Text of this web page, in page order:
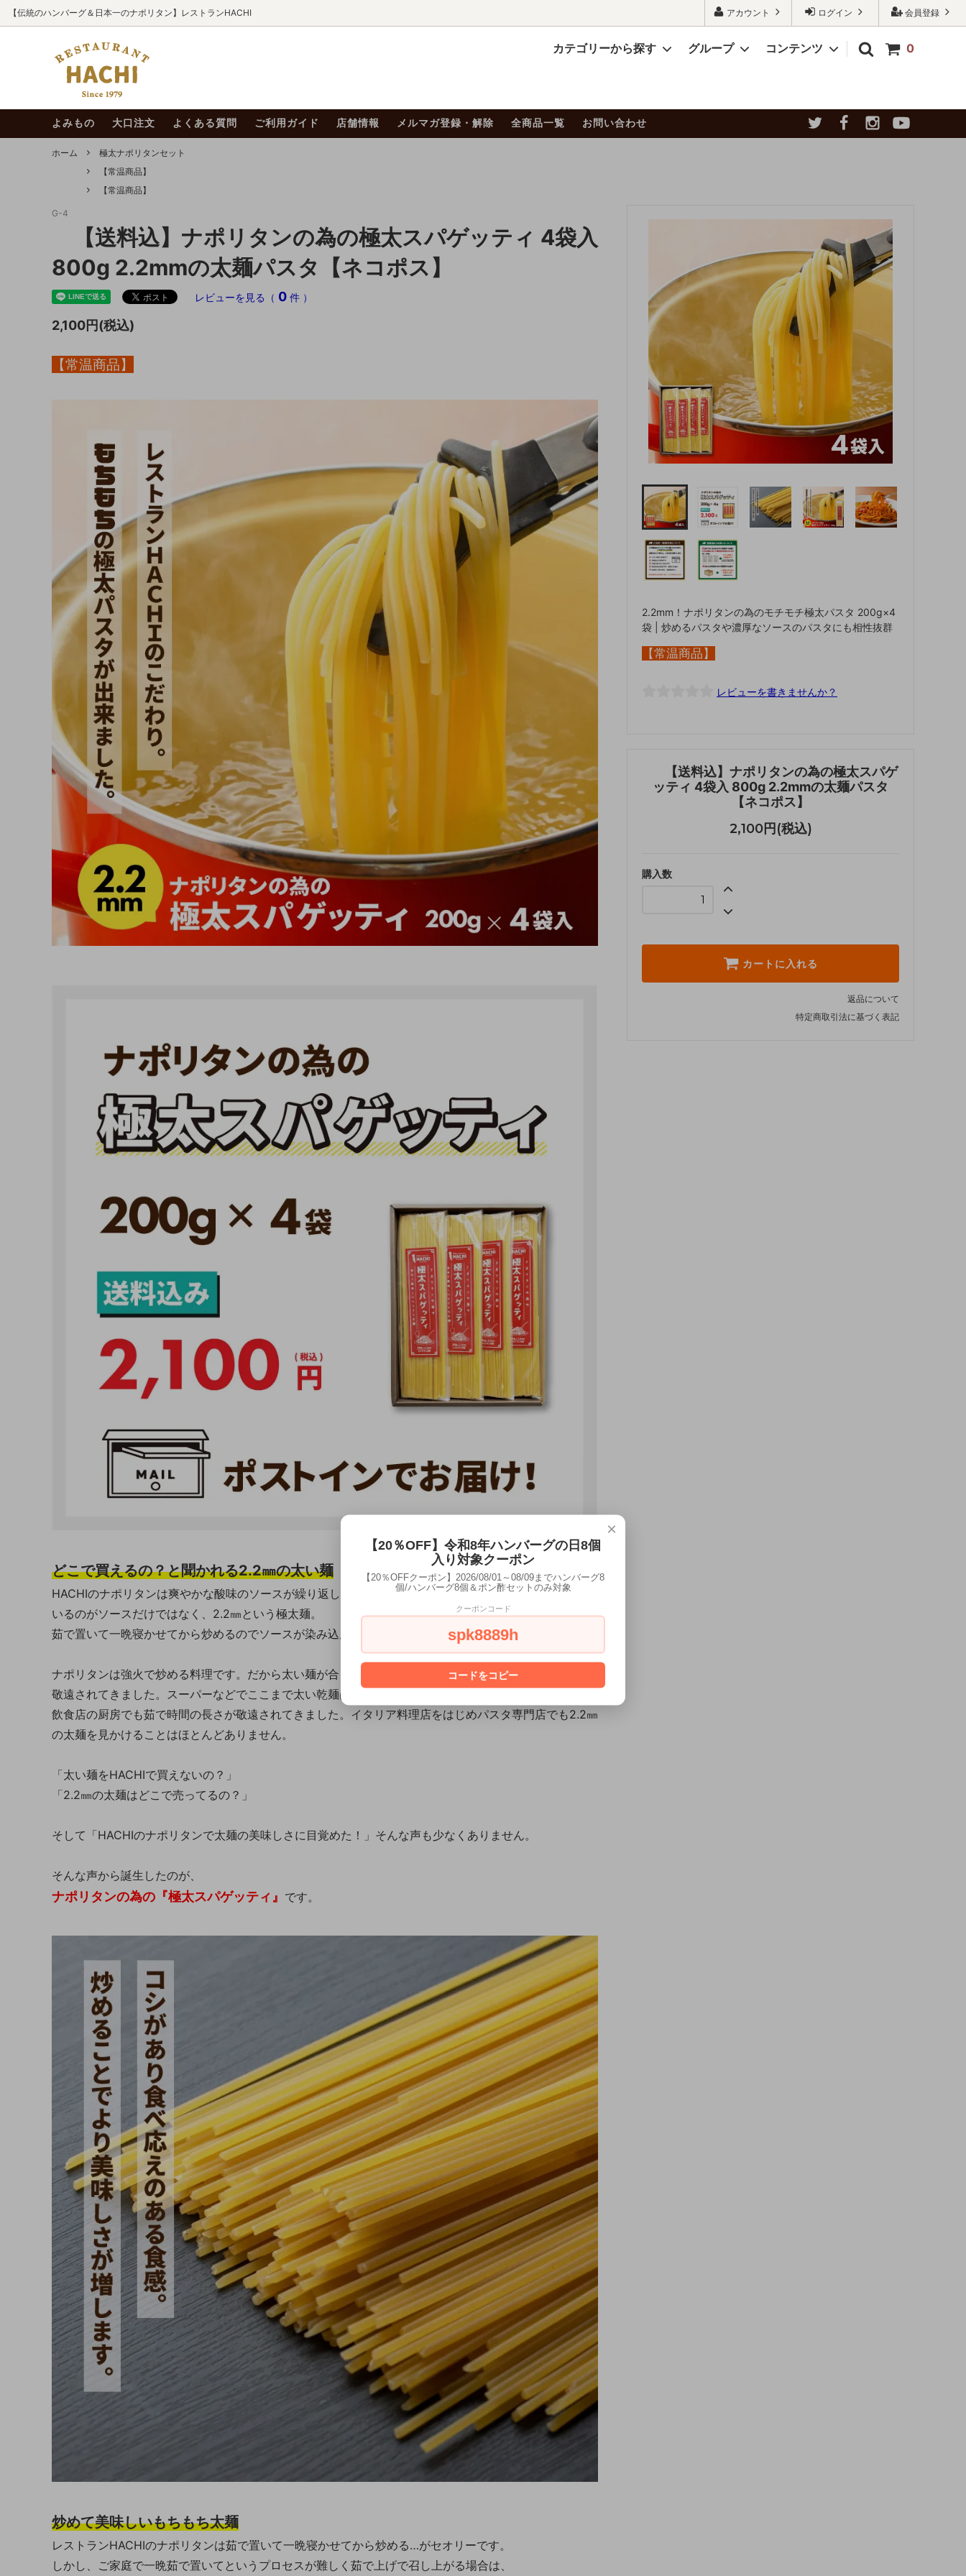
会員登録
ログイン
アカウント
【伝統のハンバーグ＆日本一のナポリタン】レストランHACHI
0
カテゴリーから探す
お中元〈夏ギフト〉
め合わせ
【冷凍】牛タンステーキ
宮城の名産品
グループ
お中元 夏ギフト
【冷凍商品】 ハチ花乃の中華そば
令和8年ハンバーグの日
ワンちゃんハンバーグ
コンテンツ
よくある質問
お届け先住所変更(転送)時の運賃有
料化について
HACHIが贈る『宮城の名産品シリ
【重要なお知らせ】弊社名をかた
黄金比率ハンバーグ 規格変更の
よみもの 大口注文 よくある質問 ご利用ガイド 店舗情報 メルマガ登録・解除 全商品一覧 お問い合わせ
ホーム
極太ナポリタンセット
【常温商品】
【常温商品】
2.2mm！ナポリタンの為のモチモチ極太パスタ 200g×4
袋 | 炒めるパスタや濃厚なソースのパスタにも相性抜群
【常温商品】
レビューを書きませんか？
【送料込】ナポリタンの為の極太スパゲ
ッティ 4袋入 800g 2.2mmの太麺パスタ
【ネコポス】
2,100円(税込)
購入数
カートに入れる
返品について
特定商取引法に基づく表記
G-4
【送料込】ナポリタンの為の極太スパゲッティ 4袋入
800g 2.2mmの太麺パスタ【ネコポス】
レビューを見る（ 0 件 ）
2,100円(税込)
【常温商品】
どこで買えるの？と聞かれる2.2㎜の太い麺
HACHIのナポリタンは爽やかな酸味のソースが繰り返し食べたくなると好評です。その美味しさを支えて
いるのがソースだけではなく、2.2㎜という極太麺。
茹で置いて一晩寝かせてから炒めるのでソースが染み込んだモチモチ感が人気の秘訣。
ナポリタンは強火で炒める料理です。だから太い麺が合うのですが、茹で時間の長さは忙しい現代社会で
敬遠されてきました。スーパーなどでここまで太い乾麺はなかなかみかけません。
飲食店の厨房でも茹で時間の長さが敬遠されてきました。イタリア料理店をはじめパスタ専門店でも2.2㎜
の太麺を見かけることはほとんどありません。
「太い麺をHACHIで買えないの？」
「2.2㎜の太麺はどこで売ってるの？」
そして「HACHIのナポリタンで太麺の美味しさに目覚めた！」そんな声も少なくありません。
そんな声から誕生したのが、
ナポリタンの為の『極太スパゲッティ』 です。
炒めて美味しいもちもち太麺
レストランHACHIのナポリタンは茹で置いて一晩寝かせてから炒める…がセオリーです。
しかし、ご家庭で一晩茹で置いてというプロセスが難しく茹で上げで召し上がる場合は、
×
【20％OFF】令和8年ハンバーグの日8個
入り対象クーポン
【20％OFFクーポン】2026/08/01～08/09までハンバーグ8
個/ハンバーグ8個＆ポン酢セットのみ対象
クーポンコード
spk8889h
コードをコピー